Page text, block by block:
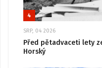
4
SRP, 04 2026
Před pětadvaceti lety
Horský